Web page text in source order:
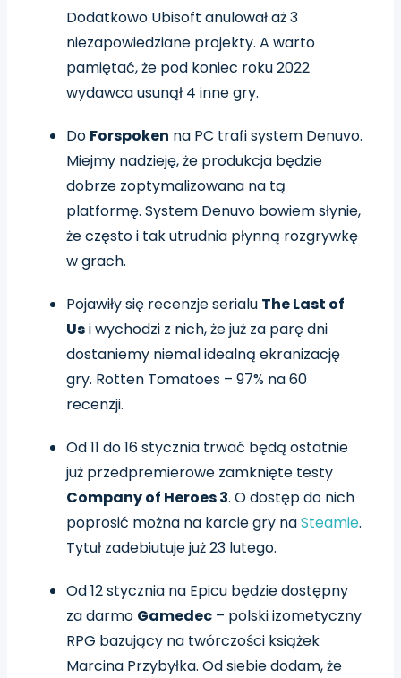
Dodatkowo Ubisoft anulował aż 3
niezapowiedziane projekty. A warto
pamiętać, że pod koniec roku 2022
wydawca usunął 4 inne gry.
Do Forspoken na PC trafi system Denuvo.
Miejmy nadzieję, że produkcja będzie
dobrze zoptymalizowana na tą
platformę. System Denuvo bowiem słynie,
że często i tak utrudnia płynną rozgrywkę
w grach.
Pojawiły się recenzje serialu The Last of
Usi wychodzi z nich, że już za parę dni
dostaniemy niemal idealną ekranizację
gry. Rotten Tomatoes – 97% na 60
recenzji.
Od 11 do 16 stycznia trwać będą ostatnie
już przedpremierowe zamknięte testy
Company of Heroes 3. O dostęp do nich
poprosić można na karcie gry naSteamie.
Tytuł zadebiutuje już 23 lutego.
Od 12 stycznia na Epicu będzie dostępny
za darmo Gamedec – polski izometyczny
RPG bazujący na twórczości książek
Marcina Przybyłka. Od siebie dodam, że